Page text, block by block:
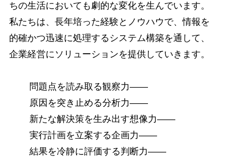
ちの生活においても劇的な変化を生んでいます。
私たちは、長年培った経験とノウハウで、情報を
的確かつ迅速に処理するシステム構築を通して、
企業経営にソリューションを提供していきます。
問題点を読み取る観察力――
原因を突き止める分析力――
新たな解決策を生み出す想像力――
実行計画を立案する企画力――
結果を冷静に評価する判断力――